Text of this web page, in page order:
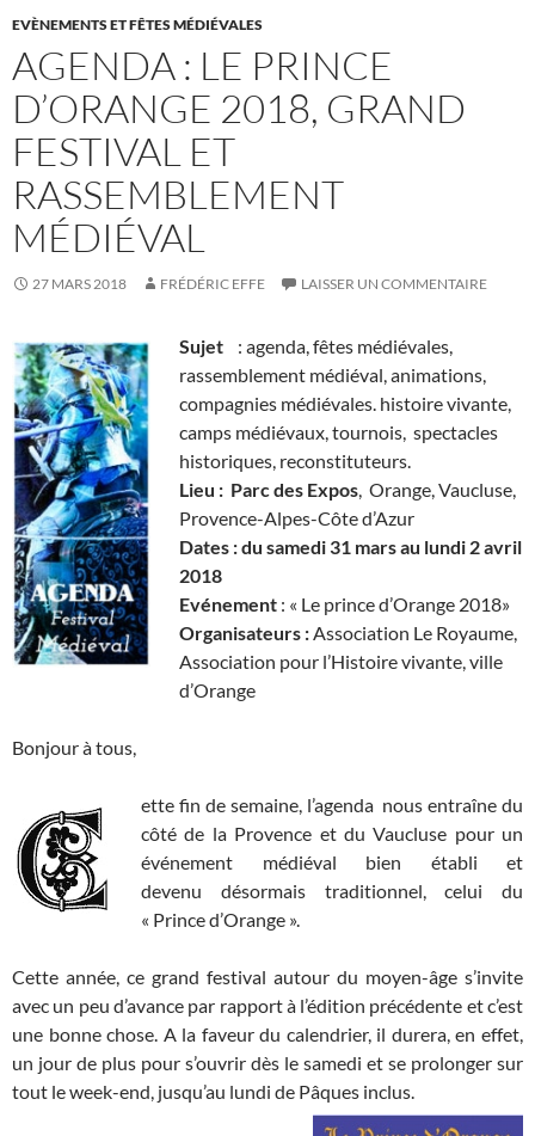
EVÈNEMENTS ET FÊTES MÉDIÉVALES
AGENDA : LE PRINCE
D’ORANGE 2018, GRAND
FESTIVAL ET
RASSEMBLEMENT
MÉDIÉVAL
27 MARS 2018 FRÉDÉRIC EFFE LAISSER UN COMMENTAIRE
Sujet
: agenda, fêtes médiévales,
rassemblement médiéval, animations,
compagnies médiévales. histoire vivante,
camps médiévaux, tournois, spectacles
historiques, reconstituteurs.
Lieu : Parc des Expos, Orange, Vaucluse,
Provence-Alpes-Côte d’Azur
Dates : du samedi 31 mars au lundi 2 avril
2018
Evénement : « Le prince d’Orange 2018»
Organisateurs :Association Le Royaume,
Association pour l’Histoire vivante, ville
d’Orange
Bonjour à tous,
ette fin de semaine, l’agenda nous entraîne du
côté de la Provence et du Vaucluse pour un
événement médiéval bien établi et
devenu désormais traditionnel, celui du
« Prince d’Orange ».
Cette année, ce grand festival autour du moyen-âge s’invite
avec un peu d’avance par rapport à l’édition précédente et c’est
une bonne chose. A la faveur du calendrier, il durera, en effet,
un jour de plus pour s’ouvrir dès le samedi et se prolonger sur
tout le week-end, jusqu’au lundi de Pâques inclus.